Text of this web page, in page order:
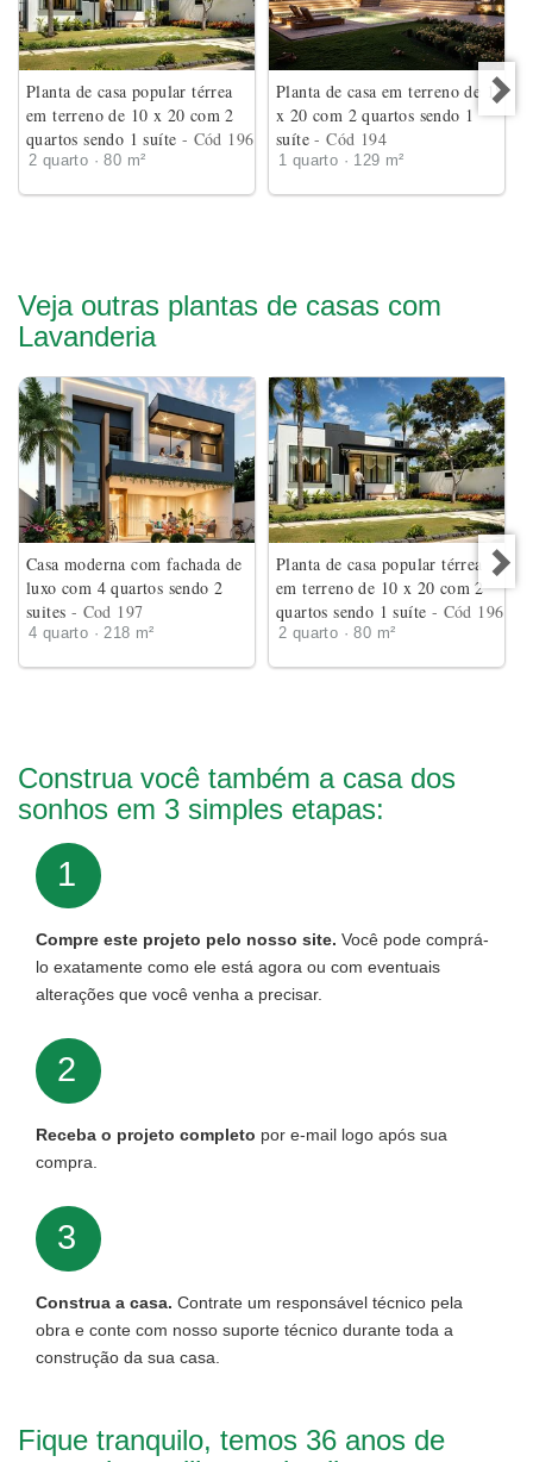
Planta de casa popular térrea
em terreno de 10 x 20 com 2
quartos sendo 1 suíte - Cód 196
2 quarto · 80 m²
Planta de casa em terreno de 18
x 20 com 2 quartos sendo 1
suíte- Cód 194
1 quarto · 129 m²
Veja outras plantas de casas com
Lavanderia
Casa moderna com fachada de
luxo com 4 quartos sendo 2
suites - Cod 197
4 quarto · 218 m²
Planta de casa popular térrea
em terreno de 10 x 20 com 2
quartos sendo 1 suíte - Cód 196
2 quarto · 80 m²
Construa você também a casa dos
sonhos em 3 simples etapas:
1
Compre este projeto pelo nosso site. Você pode comprá-
lo exatamente como ele está agora ou com eventuais
alterações que você venha a precisar.
2
Receba o projeto completo por e-mail logo após sua
compra.
3
Construa a casa. Contrate um responsável técnico pela
obra e conte com nosso suporte técnico durante toda a
construção da sua casa.
Fique tranquilo, temos 36 anos de